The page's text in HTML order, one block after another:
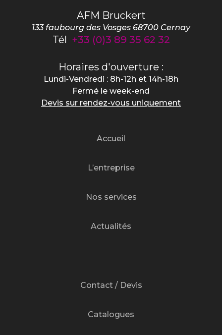
AFM Bruckert
133 faubourg des Vosges 68700 Cernay
Tél +33 (0)3 89 35 62 32
Horaires d'ouverture :
Lundi-Vendredi : 8h-12h et 14h-18h
Fermé le week-end
Devis sur rendez-vous uniquement
Accueil
L’entreprise
Nos services
Actualités
Contact / Devis
Catalogues